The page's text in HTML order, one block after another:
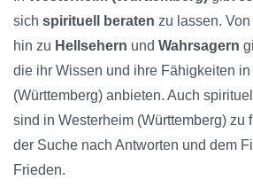
sich spirituell beraten zu lassen. Von
hin zu Hellsehern und Wahrsagern
die ihr Wissen und ihre Fähigkeiten
(Württemberg) anbieten. Auch
sind in Westerheim (Württemberg) zu
der Suche nach Antworten und dem
Frieden.